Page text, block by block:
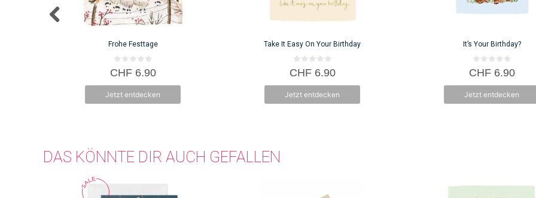
Frohe Festtage
0
v
5
CHF6.90
Jetzt entdecken
Take It Easy On Your Birthday
0
v
5
CHF6.90
Jetzt entdecken
It’s Your Birthday?
0
v
5
CHF6.90
Jetzt entdecken
DAS KÖNNTE DIR AUCH GEFALLEN